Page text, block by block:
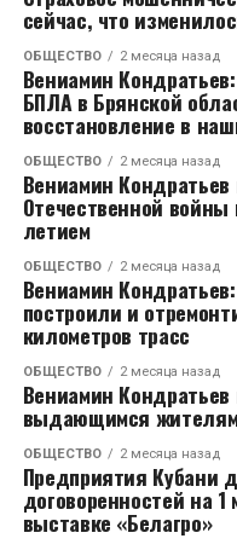
сейчас, что
ОБЩЕСТВО 2 месяца назад
Вениамин
БПЛА в Брянской
восстановление в
ОБЩЕСТВО 2 месяца назад
Вениамин
Отечественной войны
летием
ОБЩЕСТВО 2 месяца назад
Вениамин
построили и
километров трасс
ОБЩЕСТВО 2 месяца назад
Вениамин
выдающимся
ОБЩЕСТВО 2 месяца назад
Предприятия Кубани
договоренностей на
выставке «Белагро»